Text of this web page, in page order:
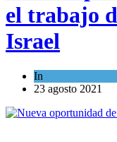
el trabajo
Israel
In
23 agosto 2021